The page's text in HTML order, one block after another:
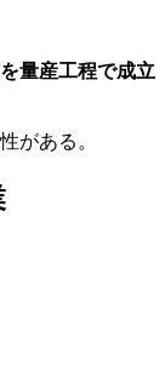
量産工程で成立
がある。